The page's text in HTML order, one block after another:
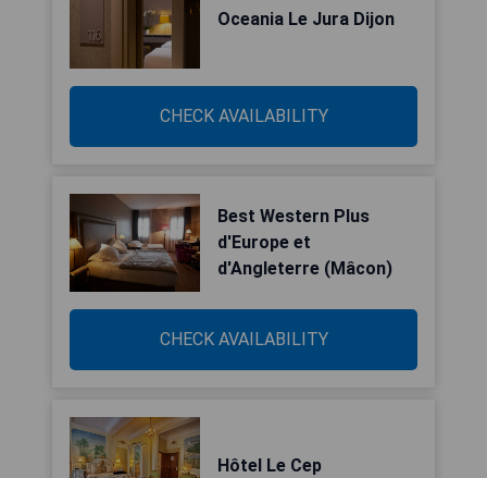
Oceania Le Jura Dijon
CHECK AVAILABILITY
Best Western Plus
d'Europe et
d'Angleterre (Mâcon)
CHECK AVAILABILITY
Hôtel Le Cep